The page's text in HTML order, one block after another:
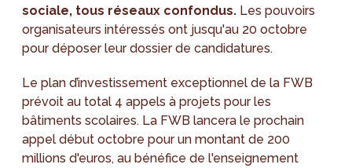
sociale, tous réseaux confondus. Les pouvoirs
organisateurs intéressés ont jusqu'au 20 octobre
pour déposer leur dossier de candidatures.
Le plan d’investissement exceptionnel de la FWB
prévoit au total 4 appels à projets pour les
bâtiments scolaires. La FWB lancera le prochain
appel début octobre pour un montant de 200
millions d'euros, au bénéfice de l'enseignement